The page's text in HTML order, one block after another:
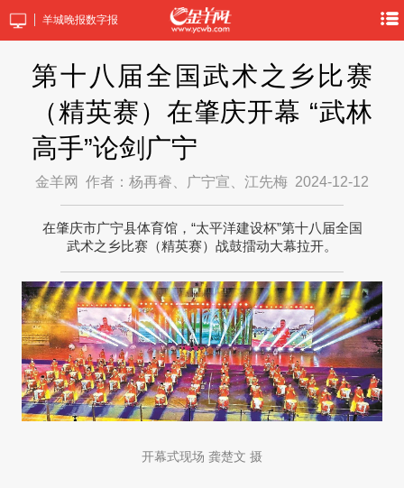
羊城晚报数字报
第十八届全国武术之乡比赛
（精英赛）在肇庆开幕 “武林
高手”论剑广宁
金羊网 作者：杨再睿、广宁宣、江先梅 2024-12-12
在肇庆市广宁县体育馆，“太平洋建设杯”第十八届全国
武术之乡比赛（精英赛）战鼓擂动大幕拉开。
开幕式现场 龚楚文 摄